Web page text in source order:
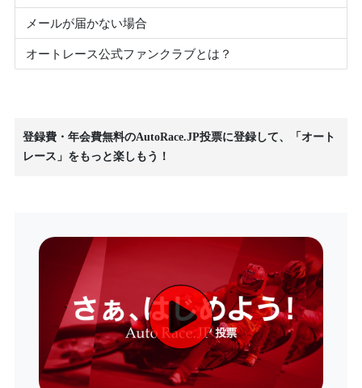
メールが届かない場合
オートレース公式ファンクラブとは？
登録費・年会費無料のAutoRace.JP投票に登録して、「オート
レース」をもっと楽しもう！